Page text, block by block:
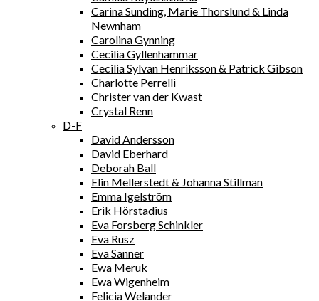
Carina Sunding, Marie Thorslund & Linda
Newnham
Carolina Gynning
Cecilia Gyllenhammar
Cecilia Sylvan Henriksson & Patrick Gibson
Charlotte Perrelli
Christer van der Kwast
Crystal Renn
D-F
David Andersson
David Eberhard
Deborah Ball
Elin Mellerstedt & Johanna Stillman
Emma Igelström
Erik Hörstadius
Eva Forsberg Schinkler
Eva Rusz
Eva Sanner
Ewa Meruk
Ewa Wigenheim
Felicia Welander